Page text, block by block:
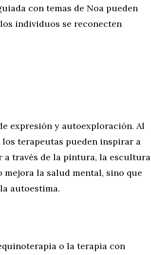
con temas de Noa pueden
individuos se reconecten
expresión y autoexploración. Al
terapeutas pueden inspirar a
través de la pintura, la escultura
la salud mental, sino que
autoestima.
o la terapia con